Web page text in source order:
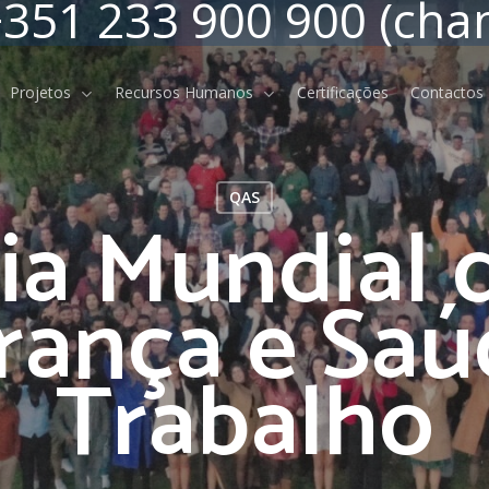
233 900 900
Indicadores Económicos e
Financeiros
Relatórios e Contas
Projetos Recursos Humanos Certificações Contactos
QAS
Mundial
e
Trabalho